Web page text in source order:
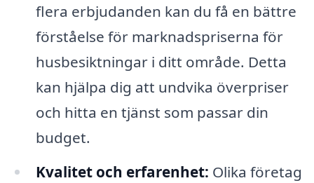
flera erbjudanden kan du få en bättre
förståelse för marknadspriserna för
husbesiktningar i ditt område. Detta
kan hjälpa dig att undvika överpriser
och hitta en tjänst som passar din
budget.
Kvalitet och erfarenhet: Olika företag